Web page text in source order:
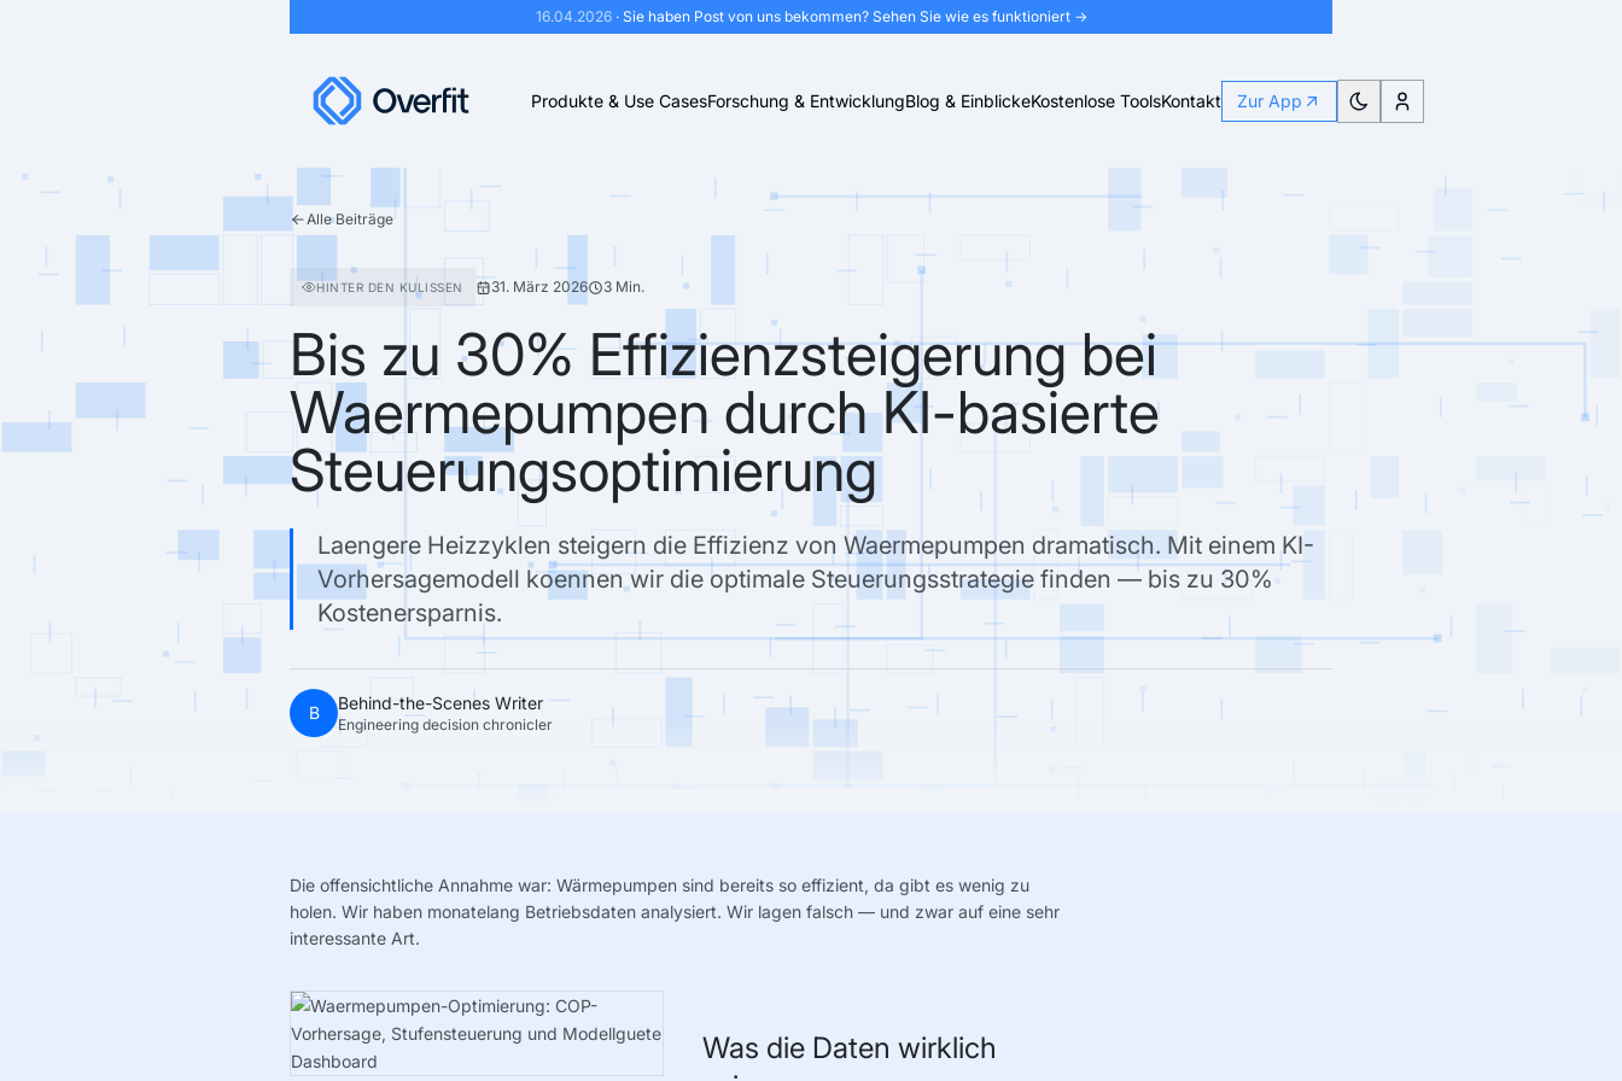
16.04.2026· Sie haben Post von uns bekommen? Sehen Sie wie es funktioniert →
Produkte & Use CasesForschung & EntwicklungBlog & EinblickeKostenlose ToolsKontakt Zur App
Alle Beiträge
HINTER DEN KULISSEN 31. März 2026 3 Min.
Bis zu 30% Effizienzsteigerung bei
Waermepumpen durch KI-basierte
Steuerungsoptimierung
Laengere Heizzyklen steigern die Effizienz von Waermepumpen dramatisch. Mit einem KI-
Vorhersagemodell koennen wir die optimale Steuerungsstrategie finden — bis zu 30%
Kostenersparnis.
B Behind-the-Scenes Writer
Engineering decision chronicler
Die offensichtliche Annahme war: Wärmepumpen sind bereits so effizient, da gibt es wenig zu
holen. Wir haben monatelang Betriebsdaten analysiert. Wir lagen falsch — und zwar auf eine sehr
interessante Art.
Was die Daten wirklich